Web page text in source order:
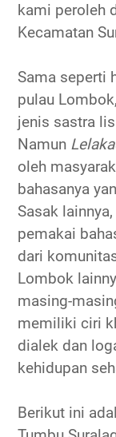
kami peroleh
Kecamatan
Sama seperti
pulau
jenis sastra
Namun
oleh
bahasanya
Sasak
pemakai
dari
Lombok
masing-
memiliki ciri
dialek dan
kehidupan
Berikut ini